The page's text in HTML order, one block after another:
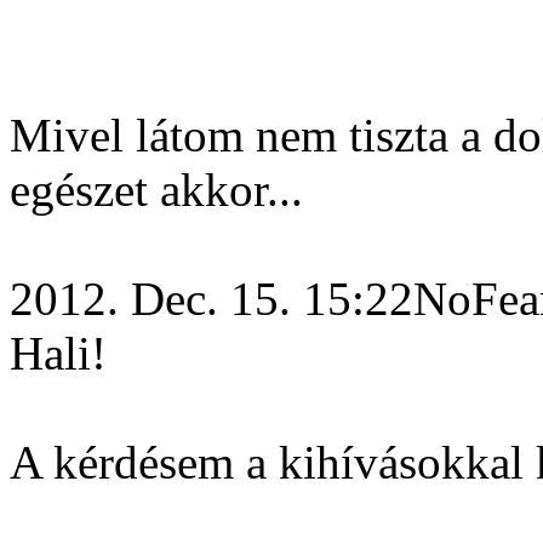
Mivel látom nem tiszta a
egészet akkor...
2012. Dec. 15.
Hali!
A kérdésem a kihívásokkal